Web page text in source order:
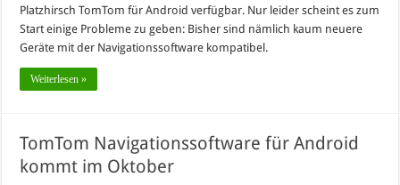
Platzhirsch TomTom für Android verfügbar. Nur leider scheint es zum
Start einige Probleme zu geben: Bisher sind nämlich kaum neuere
Geräte mit der Navigationssoftware kompatibel.
Weiterlesen »
TomTom Navigationssoftware für Android
kommt im Oktober